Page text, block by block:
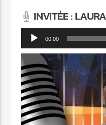
INVITÉE :
Lecteur
audio
00:00